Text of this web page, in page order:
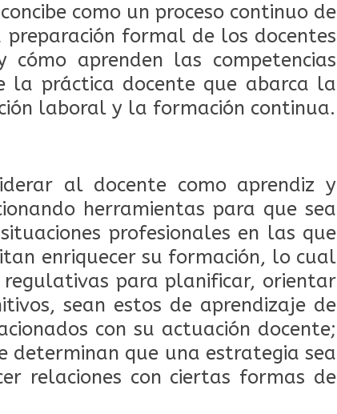
como un proceso continuo de
formal de los docentes
aprenden las competencias
la práctica docente que abarca la
laboral y la formación continua.
al docente como aprendiz y
herramientas para que sea
profesionales en las que
enriquecer su formación, lo cual
para planificar, orientar
sean estos de aprendizaje de
con su actuación docente;
determinan que una estrategia sea
relaciones con ciertas formas de